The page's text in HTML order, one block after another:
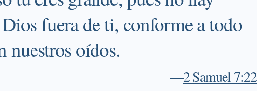
fuera de ti, conforme a todo
nuestros oídos.
—2 Samuel 7:22